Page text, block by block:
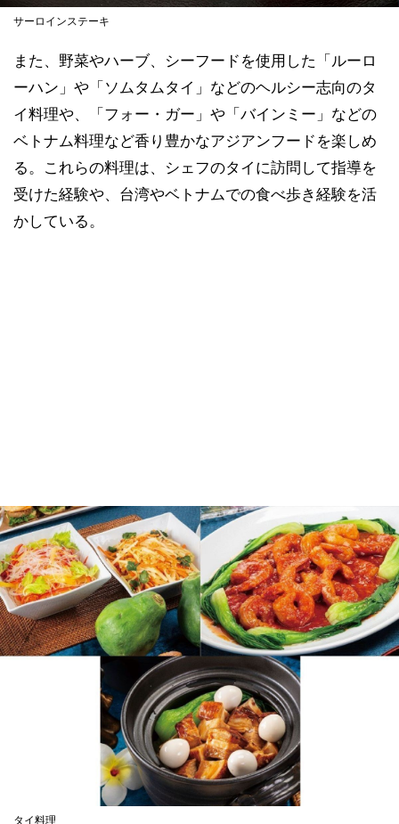
サーロインステーキ
また、野菜やハーブ、シーフードを使用した「ルーロ
ーハン」や「ソムタムタイ」などのヘルシー志向のタ
イ料理や、「フォー・ガー」や「バインミー」などの
ベトナム料理など香り豊かなアジアンフードを楽しめ
る。これらの料理は、シェフのタイに訪問して指導を
受けた経験や、台湾やベトナムでの食べ歩き経験を活
かしている。
タイ料理